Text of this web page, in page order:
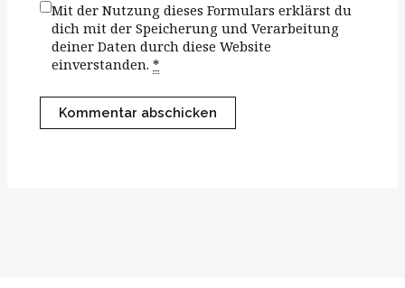
Mit der Nutzung dieses Formulars erklärst du
dich mit der Speicherung und Verarbeitung
deiner Daten durch diese Website
einverstanden.*